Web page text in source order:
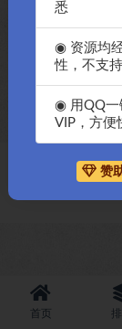
OK源码中国2024
wordpress主题破
Copyright © 2018-
首页
悉
◉ 资源均
性，不支持
◉ 用QQ一
VIP，方便
赞